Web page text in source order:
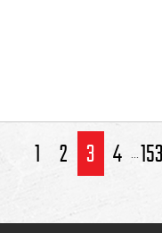
1 2 3 4 ...153